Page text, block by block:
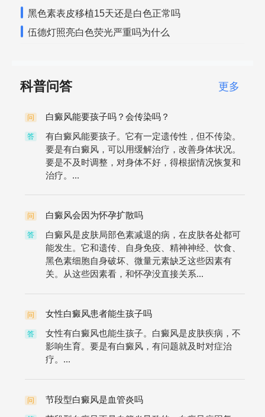
黑色素表皮移植15天还是白色正常吗
伍德灯照亮白色荧光严重吗为什么
科普问答 更多
问 白癜风能要孩子吗？会传染吗？
答
有白癜风能要孩子。它有一定遗传性，但不传染。
要是有白癜风，可以用缓解治疗，改善身体状况。
要是不及时调整，对身体不好，得根据情况恢复和
治疗。...
问 白癜风会因为怀孕扩散吗
答
白癜风是皮肤局部色素减退的病，在皮肤各处都可
能发生。它和遗传、自身免疫、精神神经、饮食、
黑色素细胞自身破坏、微量元素缺乏这些因素有
关。从这些因素看，和怀孕没直接关系...
问 女性白癜风患者能生孩子吗
答
女性有白癜风也能生孩子。白癜风是皮肤疾病，不
影响生育。要是有白癜风，有问题就及时对症治
疗。...
问 节段型白癜风是血管炎吗